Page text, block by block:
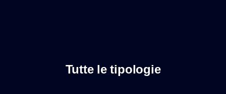
Tutte le tipologie